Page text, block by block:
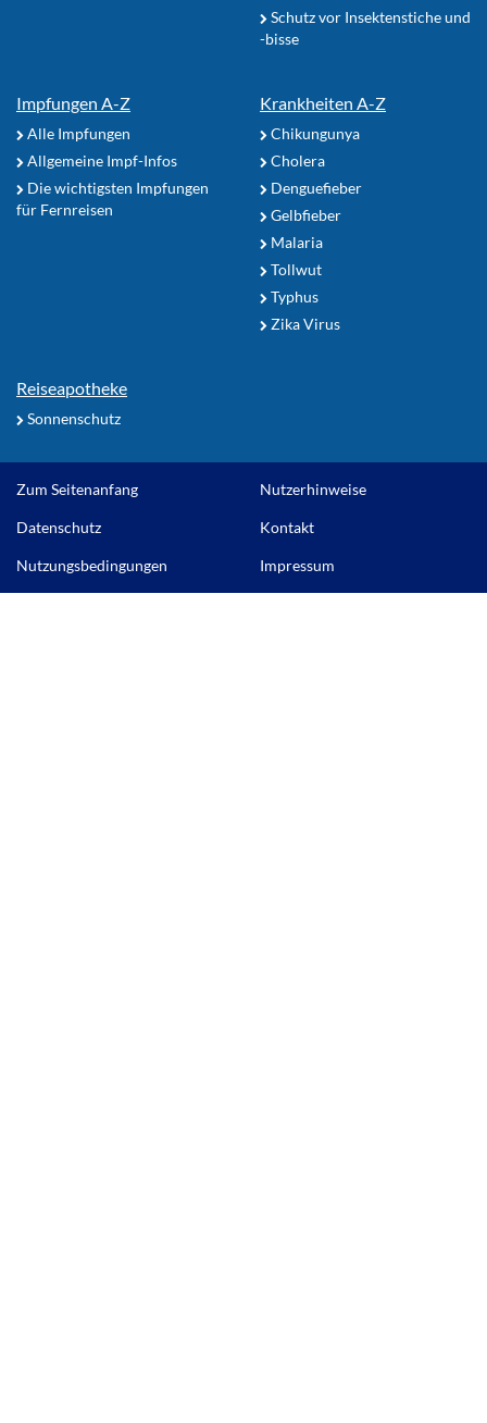
Schutz vor Insektenstiche und
-bisse
Impfungen A-Z
Alle Impfungen
Allgemeine Impf-Infos
Die wichtigsten Impfungen
für Fernreisen
Krankheiten A-Z
Chikungunya
Cholera
Denguefieber
Gelbfieber
Malaria
Tollwut
Typhus
Zika Virus
Reiseapotheke
Sonnenschutz
Zum Seitenanfang Nutzerhinweise
Datenschutz Kontakt
Nutzungsbedingungen Impressum